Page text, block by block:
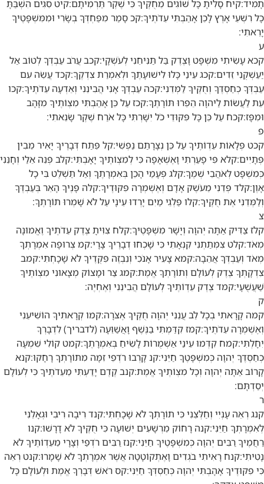
תָמִיד:קיחסָלִיתָ כָּל שׁוֹגִים מֵחֻקֶּיךָ כִּי שֶׁקֶר תַּרְמִיתָם:קיט סִגִים הִשְׁבַּתָּ
כָל רִשְׁעֵי אָרֶץ לָכֵן אָהַבְתִּי עֵדֹתֶיךָ:קכסָמַר מִפַּחְדְּךָ בְשָׂרִי וּמִמִּשְׁפָּטֶיךָ
יָרֵאתִי:
ע
קכאעָשִׂיתִי מִשְׁפָּט וָצֶדֶק בַּל תַּנִּיחֵנִי לְעֹשְׁקָי:קכבעֲרֹב עַבְדְּךָ לְטוֹב אַל
יַעַשְׁקֻנִי זֵדִים:קכגעֵינַי כָּלוּ לִישׁוּעָתֶךָ וּלְאִמְרַת צִדְקֶךָ:קכדעֲשֵׂה עִם
עַבְדְּךָ כְחַסְדֶּךָ וְחֻקֶּיךָ לַמְּדֵנִי:קכה עַבְדְּךָ אָנִי הֲבִינֵנִי וְאֵדְעָה עֵדֹתֶיךָ:קכו
עֵת לַעֲשׂוֹת לַיהוָה הֵפֵרוּ תּוֹרָתֶךָ:קכזעַל כֵּן אָהַבְתִּי מִצְוֹתֶיךָ מִזָּהָב
וּמִפָּז:קכחעַל כֵּן כָּל פִּקּוּדֵי כֹל יִשָּׁרְתִּי כָּל אֹרַח שֶׁקֶר שָׂנֵאתִי:
פ
קכט פְּלָאוֹת עֵדְוֹתֶיךָ עַל כֵּן נְצָרָתַם נַפְשִׁי:קל פֵּתַח דְּבָרֶיךָ יָאִיר מֵבִין
פְּתָיִים:קלא פִּי פָעַרְתִּי וָאֶשְׁאָפָה כִּי לְמִצְוֹתֶיךָ יָאָבְתִּי:קלב פְּנֵה אֵלַי וְחָנֵּנִי
כְּמִשְׁפָּט לְאֹהֲבֵי שְׁמֶךָ:קלג פְּעָמַי הָכֵן בְּאִמְרָתֶךָ וְאַל תַּשְׁלֶט בִּי כָל
אָוֶן:קלד פְּדֵנִי מֵעֹשֶׁק אָדָם וְאֶשְׁמְרָה פִּקּוּדֶיךָ:קלה פָּנֶיךָ הָאֵר בְּעַבְדֶּךָ
וְלַמְּדֵנִי אֶת חֻקֶּיךָ:קלו פַּלְגֵי מַיִם יָרְדוּ עֵינָי עַל לֹא שָׁמְרוּ תוֹרָתֶךָ:
צ
קלז צַדִּיק אַתָּה יְהוָה וְיָשָׁר מִשְׁפָּטֶיךָ:קלח צִוִּיתָ צֶדֶק עֵדֹתֶיךָ וֶאֱמוּנָה
מְאֹד:קלט צִמְּתַתְנִי קִנְאָתִי כִּי שָׁכְחוּ דְבָרֶיךָ צָרָי:קמ צְרוּפָה אִמְרָתְךָ
מְאֹד וְעַבְדְּךָ אֲהֵבָהּ:קמא צָעִיר אָנֹכִי וְנִבְזֶה פִּקֻּדֶיךָ לֹא שָׁכָחְתִּי:קמב
צִדְקָתְךָ צֶדֶק לְעוֹלָם וְתוֹרָתְךָ אֱמֶת:קמג צַר וּמָצוֹק מְצָאוּנִי מִצְוֹתֶיךָ
שַׁעֲשֻׁעָי:קמד צֶדֶק עֵדְוֹתֶיךָ לְעוֹלָם הֲבִינֵנִי וְאֶחְיֶה:
ק
קמה קָרָאתִי בְכָל לֵב עֲנֵנִי יְהוָה חֻקֶּיךָ אֶצֹּרָה:קמוקְרָאתִיךָ הוֹשִׁיעֵנִי
וְאֶשְׁמְרָה עֵדֹתֶיךָ:קמזקִדַּמְתִּי בַנֶּשֶׁף וָאֲשַׁוֵּעָה (לדבריך) לִדְבָרְךָ
יִחָלְתִּי:קמחקִדְּמוּ עֵינַי אַשְׁמֻרוֹת לָשִׂיחַ בְּאִמְרָתֶךָ:קמט קוֹלִי שִׁמְעָה
כְחַסְדֶּךָ יְהוָה כְּמִשְׁפָּטֶךָ חַיֵּנִי:קנקָרְבוּ רֹדְפֵי זִמָּה מִתּוֹרָתְךָ רָחָקוּ:קנא
קָרוֹב אַתָּה יְהוָה וְכָל מִצְוֹתֶיךָ אֱמֶת:קנבקֶדֶם יָדַעְתִּי מֵעֵדֹתֶיךָ כִּי לְעוֹלָם
יְסַדְתָּם:
ר
קנגרְאֵה עָנְיִי וְחַלְּצֵנִי כִּי תוֹרָתְךָ לֹא שָׁכָחְתִּי:קנדרִיבָה רִיבִי וּגְאָלֵנִי
לְאִמְרָתְךָ חַיֵּנִי:קנה רָחוֹק מֵרְשָׁעִים יְשׁוּעָה כִּי חֻקֶּיךָ לֹא דָרָשׁוּ:קנו
רַחֲמֶיךָ רַבִּים יְהוָה כְּמִשְׁפָּטֶיךָ חַיֵּנִי:קנזרַבִּים רֹדְפַי וְצָרָי מֵעֵדְוֹתֶיךָ לֹא
נָטִיתִי:קנחרָאִיתִי בֹגְדִים וָאֶתְקוֹטָטָה אֲשֶׁר אִמְרָתְךָ לֹא שָׁמָרוּ:קנט רְאֵה
כִּי פִקּוּדֶיךָ אָהָבְתִּי יְהוָה כְּחַסְדְּךָ חַיֵּנִי:קסרֹאשׁ דְּבָרְךָ אֱמֶת וּלְעוֹלָם כָּל